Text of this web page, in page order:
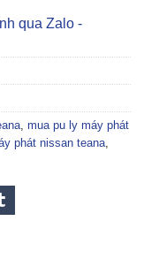
qua Zalo -
mua pu ly máy phát
phát nissan teana